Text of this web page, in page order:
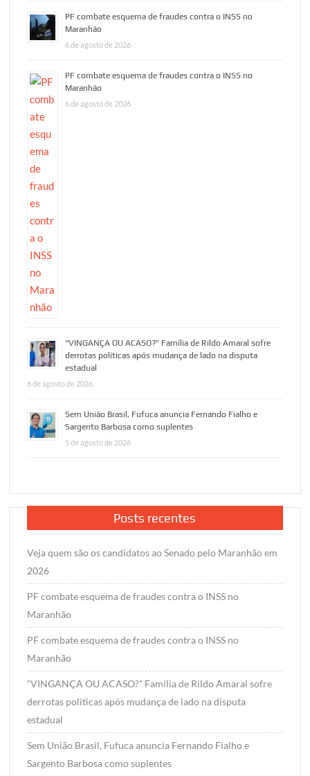
PF combate esquema de fraudes contra o INSS no
Maranhão
6 de agosto de 2026
PF combate esquema de fraudes contra o INSS no
Maranhão
6 de agosto de 2026
“VINGANÇA OU ACASO?” Família de Rildo Amaral sofre
derrotas políticas após mudança de lado na disputa
estadual
6 de agosto de 2026
Sem União Brasil, Fufuca anuncia Fernando Fialho e
Sargento Barbosa como suplentes
5 de agosto de 2026
Posts recentes
Veja quem são os candidatos ao Senado pelo Maranhão em
2026
PF combate esquema de fraudes contra o INSS no
Maranhão
PF combate esquema de fraudes contra o INSS no
Maranhão
“VINGANÇA OU ACASO?” Família de Rildo Amaral sofre
derrotas políticas após mudança de lado na disputa
estadual
Sem União Brasil, Fufuca anuncia Fernando Fialho e
Sargento Barbosa como suplentes